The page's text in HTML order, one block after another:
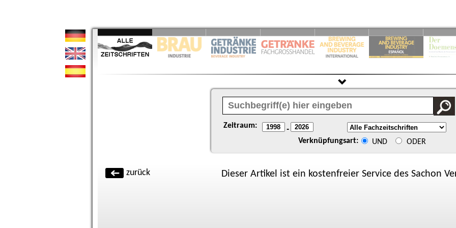
Zeitraum: -
Verknüpfungsart: UND ODER
zurück Dieser Artikel ist ein kostenfreier Service des Sachon